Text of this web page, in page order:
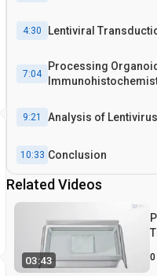
4:30 Lentiviral
7:04
Processing
9:21 Analysis of
10:33 Conclusion
Related Videos
03:43 0